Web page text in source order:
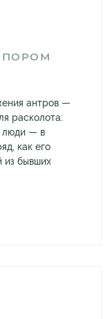
антров —
расколота:
люди — в
как его
из бывших